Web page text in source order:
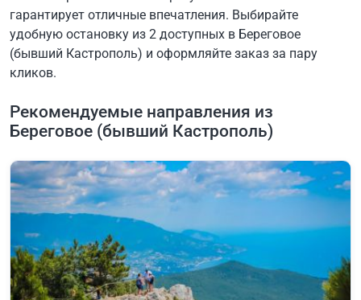
гарантирует отличные впечатления. Выбирайте
удобную остановку из 2 доступных в Береговое
(бывший Кастрополь) и оформляйте заказ за пару
кликов.
Рекомендуемые направления из
Береговое (бывший Кастрополь)